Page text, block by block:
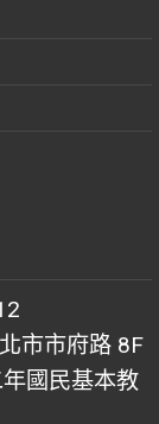
市市府路 8F
國民基本教